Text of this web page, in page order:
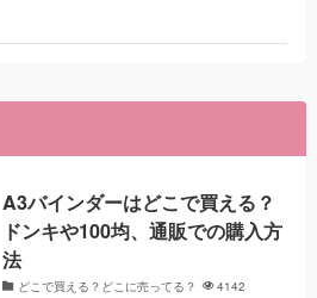
A3バインダーはどこで買える？
ドンキや100均、通販での購入方
法
どこで買える？どこに売ってる？ 4142